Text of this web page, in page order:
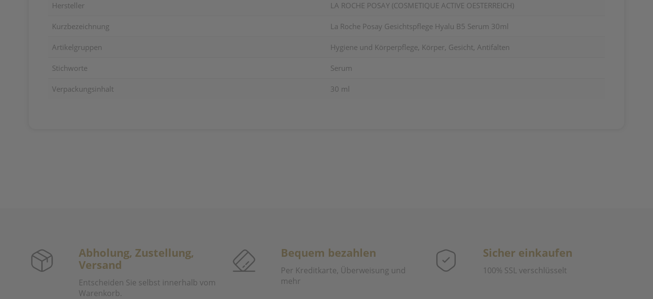
Hersteller LA ROCHE POSAY (COSMETIQUE ACTIVE OESTERREICH)
Kurzbezeichnung La Roche Posay Gesichtspflege Hyalu B5 Serum 30ml
Artikelgruppen Hygiene und Körperpflege, Körper, Gesicht, Antifalten
Stichworte Serum
Verpackungsinhalt 30 ml
Abholung, Zustellung,
Versand
Entscheiden Sie selbst innerhalb vom
Warenkorb.
Bequem bezahlen
Per Kreditkarte, Überweisung und
mehr
Sicher einkaufen
100% SSL verschlüsselt